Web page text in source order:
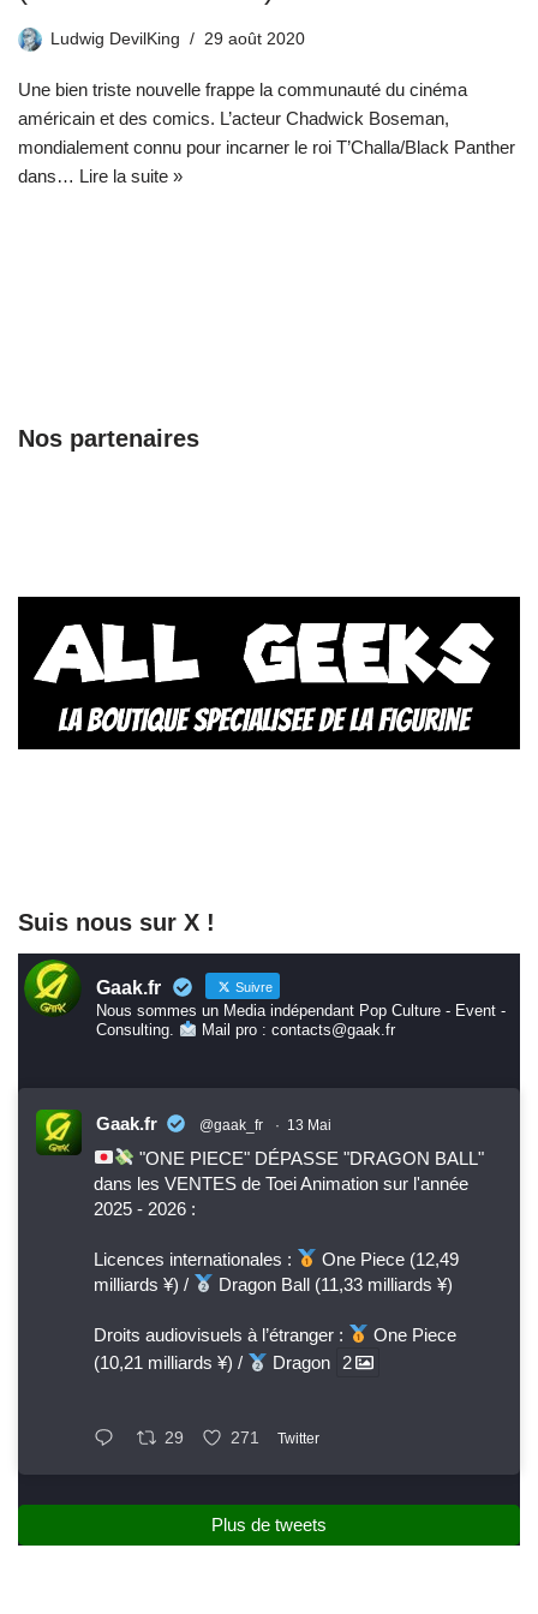
Ludwig DevilKing 29 août 2020
Une bien triste nouvelle frappe la communauté du cinéma
américain et des comics. L’acteur Chadwick Boseman,
mondialement connu pour incarner le roi T’Challa/Black Panther
dans… Lire la suite »
Nos partenaires
Suis nous sur X !
Gaak.fr Suivre
Nous sommes un Media indépendant Pop Culture - Event -
Consulting.
Mail pro : contacts@gaak.fr
Gaak.fr @gaak_fr · 13 Mai
"ONE PIECE" DÉPASSE "DRAGON BALL"
dans les VENTES de Toei Animation sur l'année
2025 - 2026 :
Licences internationales :
One Piece (12,49
milliards ¥) /
Dragon Ball (11,33 milliards ¥)
Droits audiovisuels à l’étranger :
One Piece
(10,21 milliards ¥) /
Dragon 2
29 271 Twitter
Plus de tweets